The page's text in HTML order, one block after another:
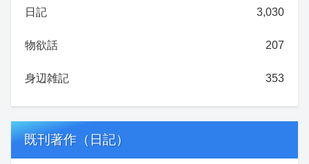
日記 3,030
物欲話 207
身辺雑記 353
既刊著作（日記）